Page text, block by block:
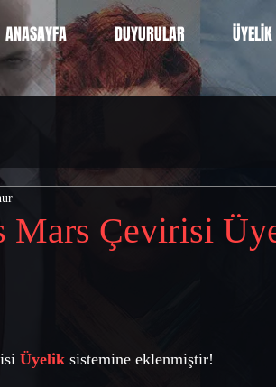
ANASAYFA DUYURULAR ÜYELİK
Mars Çevirisi
Üyelik sistemine eklenmiştir!